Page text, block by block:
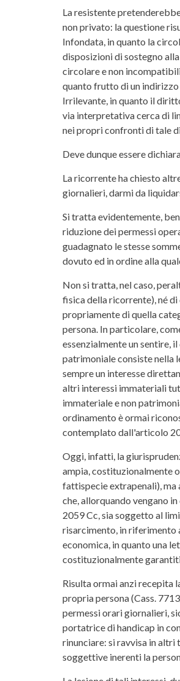
La resistente
non privato: la questione
Infondata, in quanto la
disposizioni di sostegno
circolare e non
quanto frutto di un
Irrilevante, in quanto il
via interpretativa cerca di
nei propri confronti di tale
Deve dunque essere
La ricorrente ha chiesto
giornalieri, darmi da
Si tratta evidentemente,
riduzione dei permessi
guadagnato le stesse
dovuto ed in ordine alla
Non si tratta, nel caso,
fisica della ricorrente), né
propriamente di quella
persona. In particolare,
essenzialmente un sentire,
patrimoniale consiste nella
sempre un interesse
altri interessi immateriali
immateriale e non
ordinamento è ormai
contemplato dall'articolo
Oggi, infatti, la
ampia, costituzionalmente
fattispecie extrapenali), ma
che, allorquando vengano
2059 Cc, sia soggetto al
risarcimento, in riferimento
economica, in quanto una
costituzionalmente
Risulta ormai anzi recepita
propria persona (Cass.
permessi orari giornalieri,
portatrice di handicap in
rinunciare: si ravvisa in altri
soggettive inerenti la